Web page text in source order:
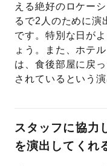
える絶好のロケー
るで2人のために演
です。特別な日が
ょう。また、ホテ
は、食後部屋に戻
されているという
スタッフに協力
を演出してくれ